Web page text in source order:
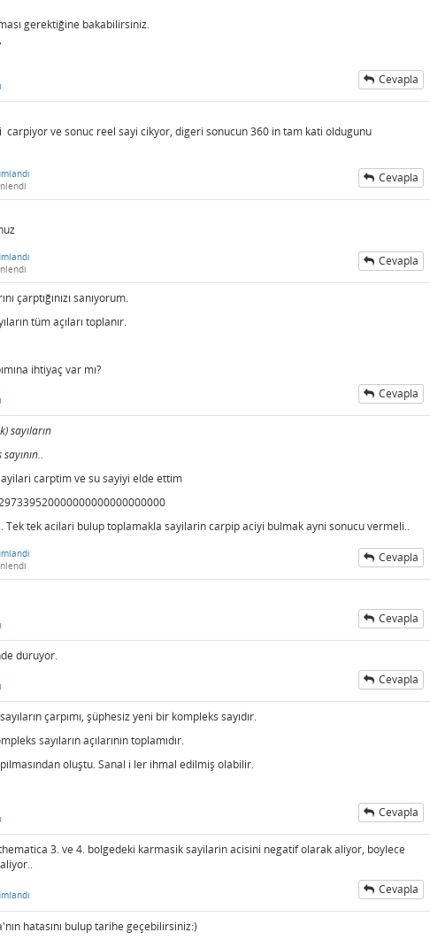
gerektiğine bakabilirsiniz.
Cevapla
ve sonuc reel sayi cikyor, digeri sonucun 360 in tam kati oldugunu
Cevapla
Cevapla
çarptığınızı sanıyorum.
tüm açıları toplanır.
ihtiyaç var mı?
Cevapla
sayıların
carptim ve su sayiyi elde ettim
tek acilari bulup toplamakla sayilarin carpip aciyi bulmak ayni sonucu vermeli..
Cevapla
Cevapla
duruyor.
Cevapla
çarpımı, şüphesiz yeni bir kompleks sayıdır.
sayıların açılarının toplamıdır.
oluştu. Sanal i ler ihmal edilmiş olabilir.
Cevapla
3. ve 4. bolgedeki karmasik sayilarin acisini negatif olarak aliyor, boylece
Cevapla
hatasını bulup tarihe geçebilirsiniz:)